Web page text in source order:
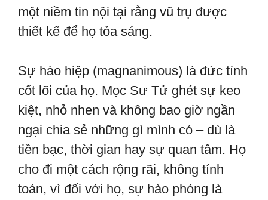
một niềm tin nội tại rằng vũ trụ được
thiết kế để họ tỏa sáng.
Sự hào hiệp (magnanimous) là đức tính
cốt lõi của họ. Mọc Sư Tử ghét sự keo
kiệt, nhỏ nhen và không bao giờ ngần
ngại chia sẻ những gì mình có – dù là
tiền bạc, thời gian hay sự quan tâm. Họ
cho đi một cách rộng rãi, không tính
toán, vì đối với họ, sự hào phóng là